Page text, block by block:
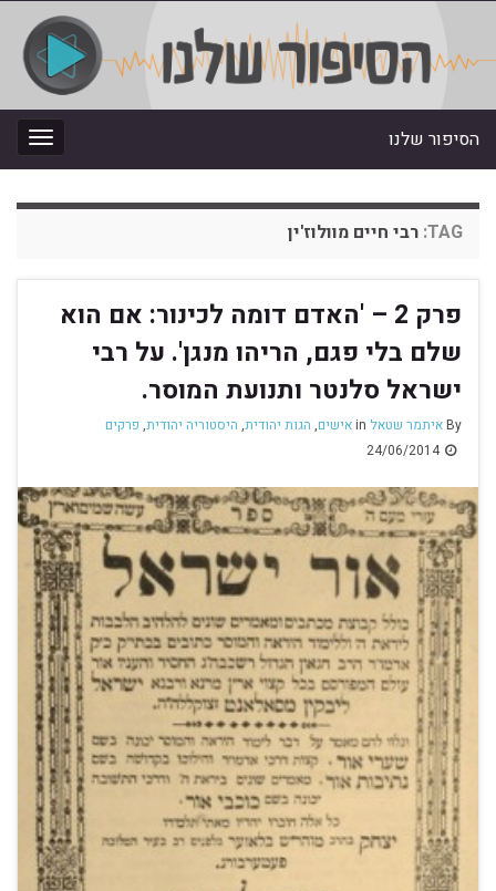
הסיפור שלנו
TAG: רבי חיים מוולוז'ין
פרק 2 – 'האדם דומה לכינור: אם הוא
שלם בלי פגם, הריהו מנגן'. על רבי
ישראל סלנטר ותנועת המוסר.
Byאיתמר שטאל אישים, הגות יהודית, היסטוריה יהודית, פרקים
24/06/2014